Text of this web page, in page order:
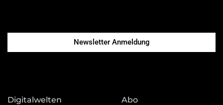
Newsletter Anmeldung
Digitalwelten
Abo